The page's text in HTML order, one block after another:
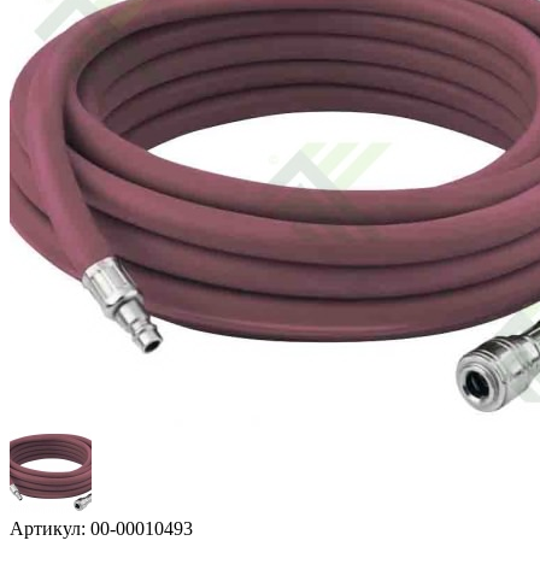
Артикул: 00-00010493